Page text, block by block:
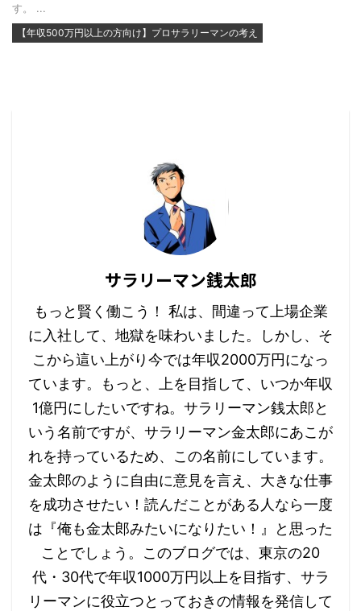
す。 ...
【年収500万円以上の方向け】プロサラリーマンの考え
サラリーマン銭太郎
もっと賢く働こう！ 私は、間違って上場企業
に入社して、地獄を味わいました。しかし、そ
こから這い上がり今では年収2000万円になっ
ています。もっと、上を目指して、いつか年収
1億円にしたいですね。サラリーマン銭太郎と
いう名前ですが、サラリーマン金太郎にあこが
れを持っているため、この名前にしています。
金太郎のように自由に意見を言え、大きな仕事
を成功させたい！読んだことがある人なら一度
は『俺も金太郎みたいになりたい！』と思った
ことでしょう。 ​​このブログでは、東京の20
代・30代で年収1000万円以上を目指す、サラ
リーマンに役立つとっておきの情報を発信して